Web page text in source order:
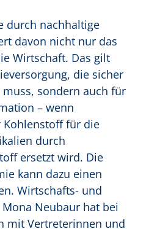
durch nachhaltige
davon nicht nur das
Wirtschaft. Das gilt
die sicher
sondern auch für
– wenn
Kohlenstoff für die
durch
ersetzt wird. Die
kann dazu einen
Wirtschafts- und
Neubaur hat bei
mit Vertreterinnen und